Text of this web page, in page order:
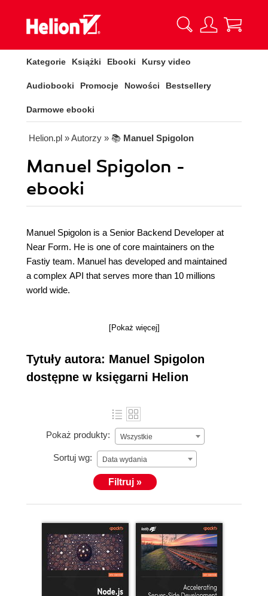
Kategorie Książki Ebooki Kursy video
Audiobooki Promocje Nowości Bestsellery
Darmowe ebooki
Helion.pl » Autorzy » 📚 Manuel Spigolon
Manuel Spigolon -
ebooki
Manuel Spigolon is a Senior Backend Developer at
Near Form. He is one of core maintainers on the
Fastiy team. Manuel has developed and maintained
a complex API that serves more than 10 millions
world wide.
[Pokaż więcej]
Tytuły autora: Manuel Spigolon
dostępne w księgarni Helion
Pokaż produkty: Wszystkie
Sortuj wg: Data wydania
Filtruj »